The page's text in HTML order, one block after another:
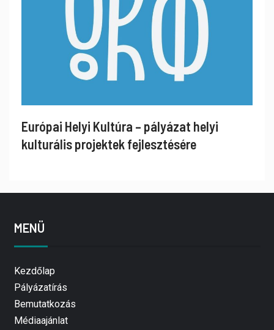
Európai Helyi Kultúra – pályázat helyi
kulturális projektek fejlesztésére
MENÜ
Kezdőlap
Pályázatírás
Bemutatkozás
Médiaajánlat